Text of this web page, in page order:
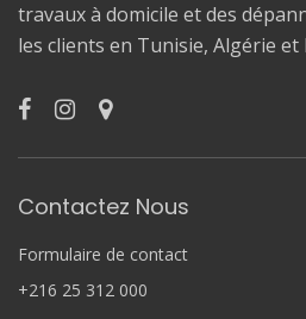
travaux à domicile et des
les clients en Tunisie, Algérie et
Contactez Nous
Formulaire de contact
+216 25 312 000